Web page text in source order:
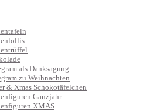
als Danksagung
zu Weihnachten
& Xmas Schokotäfelchen
Ganzjahr
XMAS